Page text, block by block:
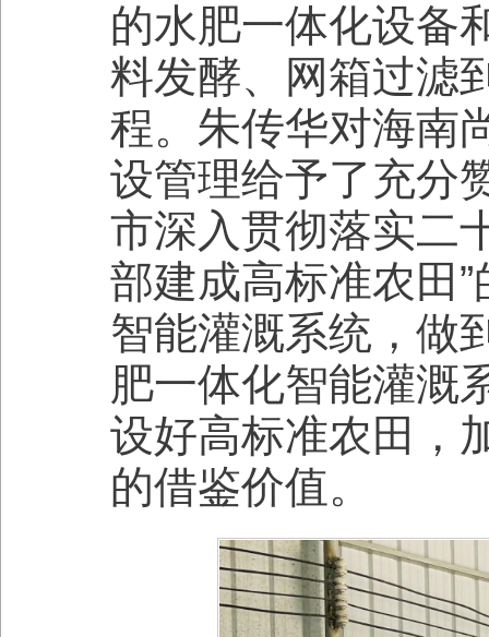
的水肥一体化设备
料发酵、网箱过滤
程。朱传华对海南
设管理给予了充分
市深入贯彻落实二
部建成高标准农田
智能灌溉系统，做
肥一体化智能灌溉
设好高标准农田，
的借鉴价值。